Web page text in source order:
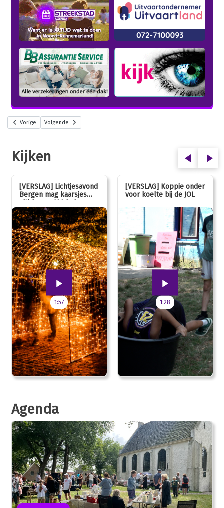
Vorige Volgende
Kijken
[VERSLAG] Lichtjesavond
Bergen mag kaarsjes
uitblazen: 100 jarig
jubileum!
1:57
[VERSLAG] Koppie onder
voor koelte bij de JOL
1:28
Agenda